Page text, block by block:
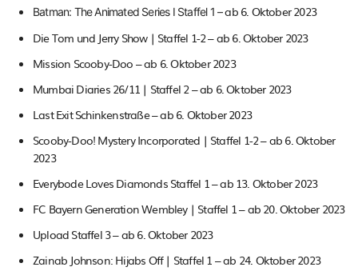
Batman: The Animated Series I Staffel 1 –ab 6. Oktober 2023
Die Tom und Jerry Show | Staffel 1-2 – ab 6. Oktober 2023
Mission Scooby-Doo – ab 6. Oktober 2023
Mumbai Diaries 26/11 | Staffel 2 – ab 6. Oktober 2023
Last Exit Schinkenstraße – ab 6. Oktober 2023
Scooby-Doo! Mystery Incorporated | Staffel 1-2 – ab 6. Oktober
2023
Everybode Loves Diamonds Staffel 1 – ab 13. Oktober 2023
FC Bayern Generation Wembley | Staffel 1 – ab 20. Oktober 2023
Upload Staffel 3 – ab 6. Oktober 2023
Zainab Johnson: Hijabs Off | Staffel 1 – ab 24. Oktober 2023